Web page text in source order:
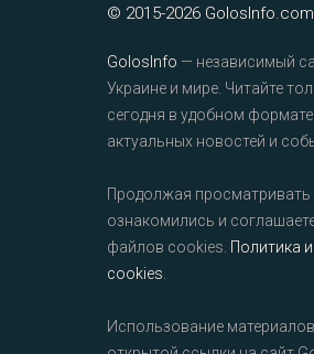
© 2015-2026
GolosInfo — независимый
Украине и мире. Читайте
сегодня в удобном
актуальных новостей и
Продолжая просматривать
ознакомились и
файлов cookies. Политика
cookies
Использование